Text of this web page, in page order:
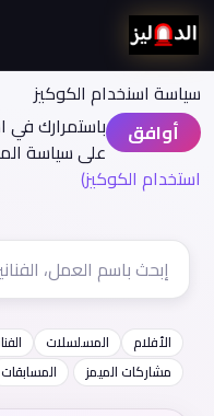
سياسة اسنخدام الكوكيز
أوافق
باستمرارك في
على سياسة
استخدام الكوكيز)
الأفلام المسلسلات
مشاركات الميمز
المسابقات